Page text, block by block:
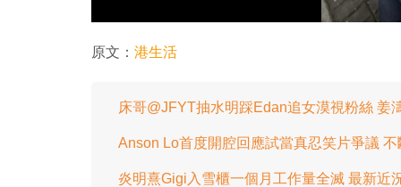
原文： 港生活
床哥@JFYT抽水明踩Edan追女漠視粉絲 姜
Anson Lo首度開腔回應試當真忍笑片爭議
炎明熹Gigi入雪櫃一個月工作量全滅 最新近